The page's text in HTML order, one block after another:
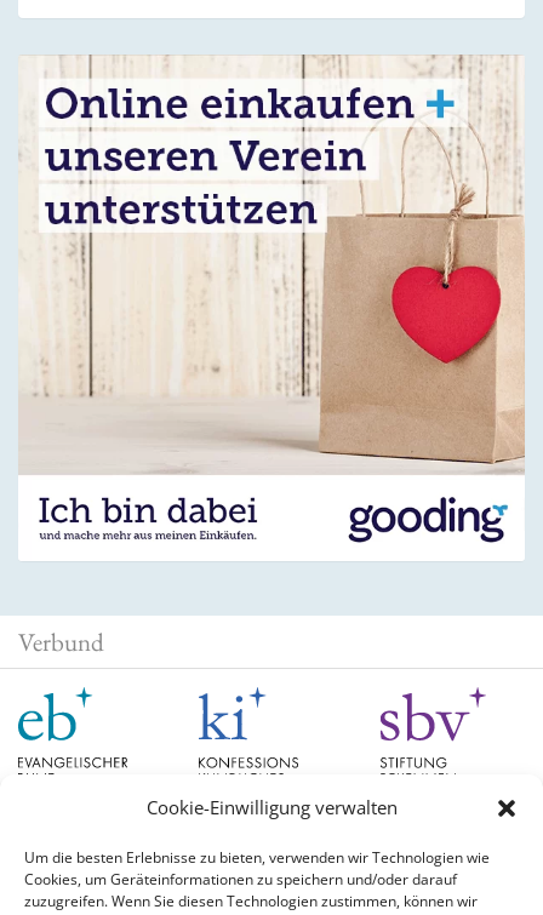
Cookie-Einwilligung verwalten
Um die besten Erlebnisse zu bieten, verwenden wir Technologien wie
Cookies, um Geräteinformationen zu speichern und/oder darauf
zuzugreifen. Wenn Sie diesen Technologien zustimmen, können wir
Verbund
Schlagwörter